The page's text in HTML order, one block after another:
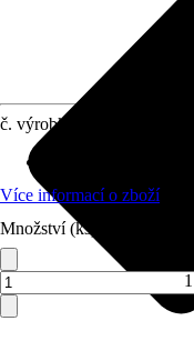
č. výrobku
Více informací o zboží
Množství (ks)
1